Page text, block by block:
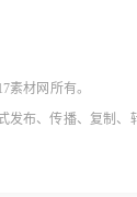
材网所有。
布、传播、复制、